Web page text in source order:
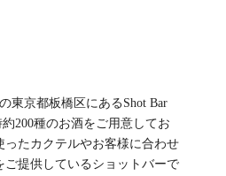
東京都板橋区にあるShot Bar
200種のお酒をご用意してお
ったカクテルやお客様に合わせ
ご提供しているショットバーで